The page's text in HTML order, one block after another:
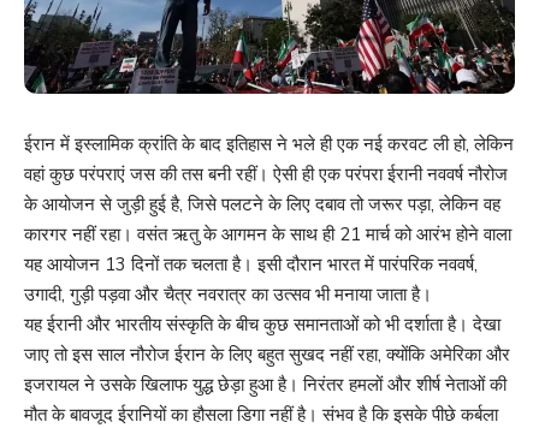
ईरान में इस्लामिक क्रांति के बाद इतिहास ने भले ही एक नई करवट ली हो, लेकिन
वहां कुछ परंपराएं जस की तस बनी रहीं। ऐसी ही एक परंपरा ईरानी नववर्ष नौरोज
के आयोजन से जुड़ी हुई है, जिसे पलटने के लिए दबाव तो जरूर पड़ा, लेकिन वह
कारगर नहीं रहा। वसंत ऋतु के आगमन के साथ ही 21 मार्च को आरंभ होने वाला
यह आयोजन 13 दिनों तक चलता है। इसी दौरान भारत में पारंपरिक नववर्ष,
उगादी, गुड़ी पड़वा और चैत्र नवरात्र का उत्सव भी मनाया जाता है।
यह ईरानी और भारतीय संस्कृति के बीच कुछ समानताओं को भी दर्शाता है। देखा
जाए तो इस साल नौरोज ईरान के लिए बहुत सुखद नहीं रहा, क्योंकि अमेरिका और
इजरायल ने उसके खिलाफ युद्ध छेड़ा हुआ है। निरंतर हमलों और शीर्ष नेताओं की
मौत के बावजूद ईरानियों का हौसला डिगा नहीं है। संभव है कि इसके पीछे कर्बला